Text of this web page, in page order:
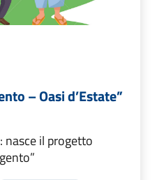
– Oasi d’Estate”
nasce il progetto